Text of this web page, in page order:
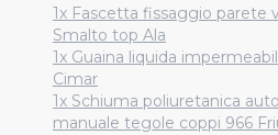
1x Fascetta fissaggio parete
Smalto top Ala
1x Guaina liquida
Cimar
1x Schiuma poliuretanica
manuale tegole coppi 966